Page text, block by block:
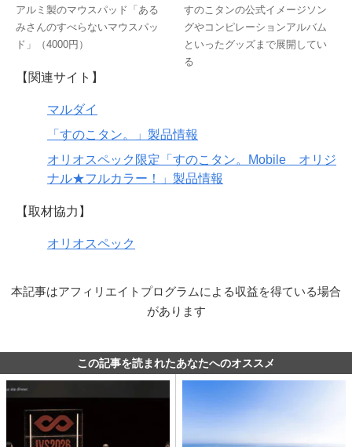
アルミ製のマウスパッド「ある
みさんのすべらないマウスパッ
ド」（4000円）
すのこタンの公式イメージソン
グやコンピレーションアルバム
といったグッズまで展開してい
る
【関連サイト】
マルダイ
「すのこタン。」製品情報
オリオスペック限定「すのこタン。Mobile オリジ
ナル★フルカラー！」製品情報
【取材協力】
オリオスペック
本記事はアフィリエイトプログラムによる収益を得ている場合
があります
この記事を読まれたあなたへのオススメ